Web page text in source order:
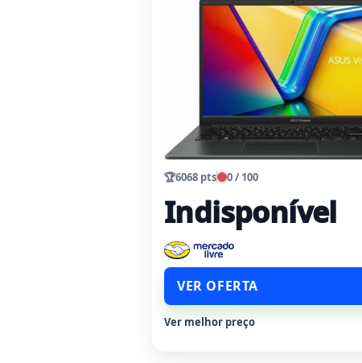
🏆6068 pts 0 / 100
Indisponível
VER OFERTA
Ver melhor preço